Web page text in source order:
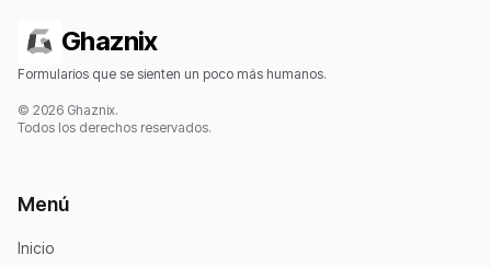
Ghaznix
Formularios que se sienten un poco más humanos.
© 2026 Ghaznix.
Todos los derechos reservados.
Menú
Inicio